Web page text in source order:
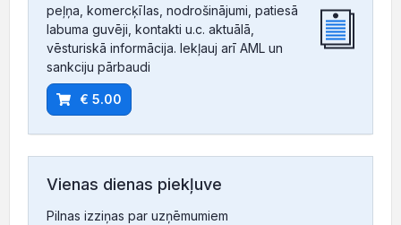
peļņa, komercķīlas, nodrošinājumi, patiesā
labuma guvēji, kontakti u.c. aktuālā,
vēsturiskā informācija. Iekļauj arī AML un
sankciju pārbaudi
€ 5.00
Vienas dienas piekļuve
Pilnas izziņas par uzņēmumiem